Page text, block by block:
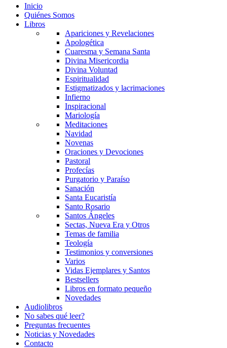
Inicio
Quiénes Somos
Libros
Apariciones y Revelaciones
Apologética
Cuaresma y Semana Santa
Divina Misericordia
Divina Voluntad
Espiritualidad
Estigmatizados y lacrimaciones
Infierno
Inspiracional
Mariología
Meditaciones
Navidad
Novenas
Oraciones y Devociones
Pastoral
Profecías
Purgatorio y Paraíso
Sanación
Santa Eucaristía
Santo Rosario
Santos Ángeles
Sectas, Nueva Era y Otros
Temas de familia
Teología
Testimonios y conversiones
Varios
Vidas Ejemplares y Santos
Bestsellers
Libros en formato pequeño
Novedades
Audiolibros
No sabes qué leer?
Preguntas frecuentes
Noticias y Novedades
Contacto